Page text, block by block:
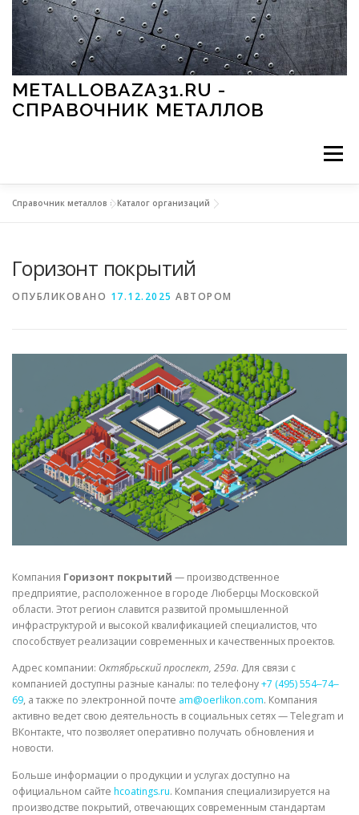
Перейти к содержимому
METALLOBAZA31.RU -
СПРАВОЧНИК МЕТАЛЛОВ
Меню
МЕТАЛЛЫ И ОКРУЖАЮЩАЯ СРЕДА
СВОЙСТВА МЕТАЛЛОВ СОРТА МЕТАЛЛОВ
СТАТЬИ
Справочник металлов »Каталог организаций
Горизонт покрытий
ОПУБЛИКОВАНО 17.12.2025 АВТОРОМ
Компания Горизонт покрытий — производственное
предприятие, расположенное в городе Люберцы Московской
области. Этот регион славится развитой промышленной
инфраструктурой и высокой квалификацией специалистов, что
способствует реализации современных и качественных проектов.
Адрес компании: Октябрьский проспект, 259а. Для связи с
компанией доступны разные каналы: по телефону+7 (495) 554‒74‒
69, а также по электронной почте am@oerlikon.com. Компания
активно ведет свою деятельность в социальных сетях — Telegram и
ВКонтакте, что позволяет оперативно получать обновления и
новости.
Больше информации о продукции и услугах доступно на
официальном сайте hcoatings.ru. Компания специализируется на
производстве покрытий, отвечающих современным стандартам